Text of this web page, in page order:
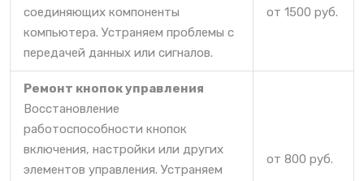
соединяющих компоненты
компьютера. Устраняем проблемы с
передачей данных или сигналов.
от 1500 руб.
Ремонт кнопок управления
Восстановление
работоспособности кнопок
включения, настройки или других
элементов управления. Устраняем
от 800 руб.